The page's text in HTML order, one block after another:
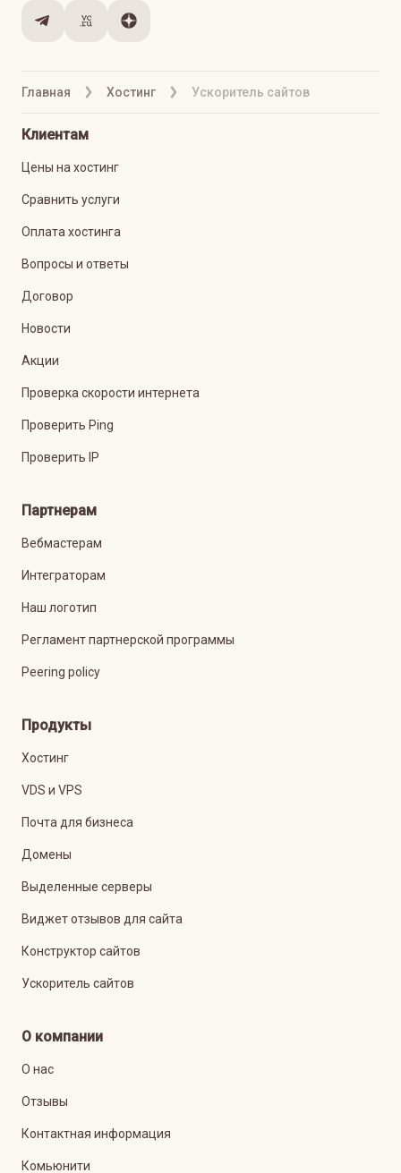
Главная Хостинг Ускоритель сайтов
Клиентам
Цены на хостинг
Сравнить услуги
Оплата хостинга
Вопросы и ответы
Договор
Новости
Акции
Проверка скорости интернета
Проверить Ping
Проверить IP
Партнерам
Вебмастерам
Интеграторам
Наш логотип
Регламент партнерской программы
Peering policy
Продукты
Хостинг
VDS и VPS
Почта для бизнеса
Домены
Выделенные серверы
Виджет отзывов для сайта
Конструктор сайтов
Ускоритель сайтов
О компании
О нас
Отзывы
Контактная информация
Комьюнити